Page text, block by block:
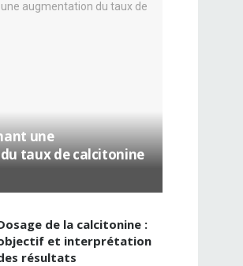
une
taux de calcitonine
de la calcitonine :
et interprétation
résultats